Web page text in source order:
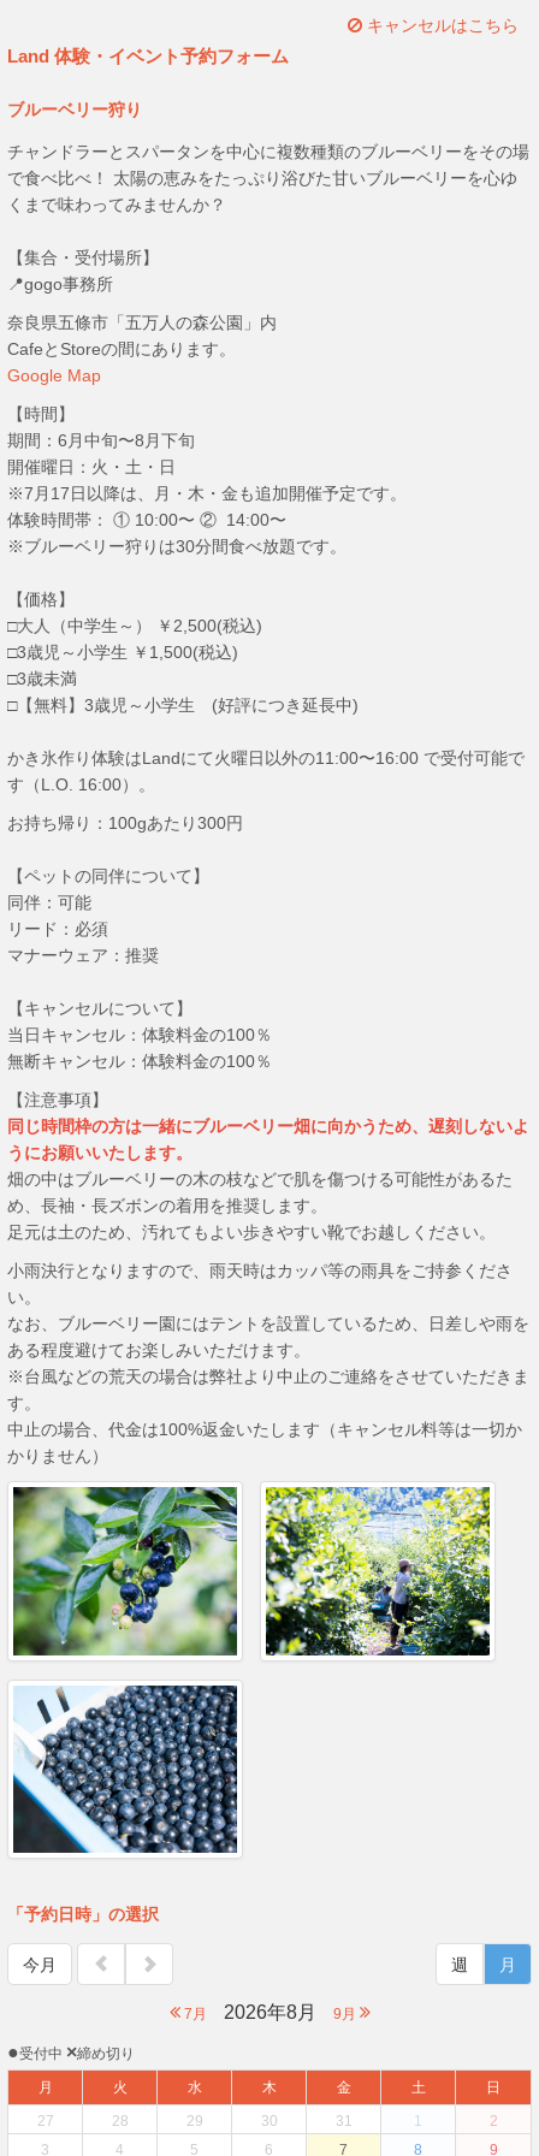
キャンセルはこちら
Land 体験・イベント予約フォーム
ブルーベリー狩り
チャンドラーとスパータンを中心に複数種類のブルーベリーをその場
で食べ比べ！ 太陽の恵みをたっぷり浴びた甘いブルーベリーを心ゆ
くまで味わってみませんか？
【集合・受付場所】
📍gogo事務所
奈良県五條市「五万人の森公園」内
CafeとStoreの間にあります。
Google Map
【時間】
期間：6月中旬〜8月下旬
開催曜日：火・土・日
※7月17日以降は、月・木・金も追加開催予定です。
体験時間帯： ① 10:00〜 ② 14:00〜
※ブルーベリー狩りは30分間食べ放題です。
【価格】
□大人（中学生～） ￥2,500(税込)
□3歳児～小学生 ￥1,500(税込)
□3歳未満
□【無料】3歳児～小学生 (好評につき延長中)
かき氷作り体験はLandにて火曜日以外の11:00〜16:00 で受付可能で
す（L.O. 16:00）。
お持ち帰り：100gあたり300円
【ペットの同伴について】
同伴：可能
リード：必須
マナーウェア：推奨
【キャンセルについて】
当日キャンセル：体験料金の100％
無断キャンセル：体験料金の100％
【注意事項】
同じ時間枠の方は一緒にブルーベリー畑に向かうため、遅刻しないよ
うにお願いいたします。
畑の中はブルーベリーの木の枝などで肌を傷つける可能性があるた
め、長袖・長ズボンの着用を推奨します。
足元は土のため、汚れてもよい歩きやすい靴でお越しください。
小雨決行となりますので、雨天時はカッパ等の雨具をご持参くださ
い。
なお、ブルーベリー園にはテントを設置しているため、日差しや雨を
ある程度避けてお楽しみいただけます。
※台風などの荒天の場合は弊社より中止のご連絡をさせていただきま
す。
中止の場合、代金は100%返金いたします（キャンセル料等は一切か
かりません）
「予約日時」の選択
今月
7月 2026年8月 9月
週 月
●受付中 ×締め切り
月
火 水 木 金 土
日
27
28 29 30 31 1
2
3
4 5 6 7 8 9